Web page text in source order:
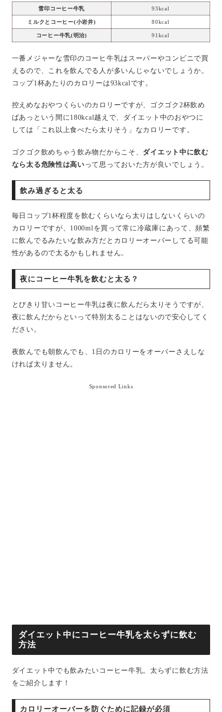
雪印コーヒー牛乳 93kcal
ミルクとコーヒー(小岩井) 80kcal
コーヒー牛乳(明治) 91kcal
一番メジャーな雪印のコーヒ牛乳はスーパーやコンビニで買
えるので、これを飲んでる人が多いんじゃないでしょうか。
コップ1杯あたりのカロリーは93kcalです。
控えめなおやつくらいのカロリーですが、ゴクゴク2杯飲め
ばあっという間に180kcal越えで、ダイエット中のおやつに
しては「これ以上食べたら太りそう」なカロリーです。
ゴクゴク飲めちゃう飲み物だからこそ、 ダイエット中に飲む
なら太る危険性は高い って思っておいた方が良いでしょう。
飲み過ぎると太る
毎日コップ1杯程度を飲むくらいなら太りはしないくらいの
カロリーですが、1000mlを買って常に冷蔵庫にあって、頻繁
に飲んでるみたいな飲み方だとカロリーオーバーしてる可能
性があるので太るかもしれません。
夜にコーヒー牛乳を飲むと太る？
とびきり甘いコーヒー牛乳は夜に飲んだら太りそうですが、
夜に飲んだからといって特別太ることはないので安心してく
ださい。
夜飲んでも朝飲んでも、1日のカロリーをオーバーさえしな
ければ太りません。
Sponsored Links
ダイエット中にコーヒー牛乳を太らずに飲む
方法
ダイエット中でも飲みたいコーヒー牛乳。太らずに飲む方法
をご紹介します！
カロリーオーバーを防ぐために記録が必須